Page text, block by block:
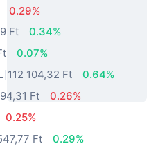
0.29%
Ft
0.34%
0.07%
112 104,32 Ft
0.64%
Ft
0.26%
0.25%
Ft
0.29%